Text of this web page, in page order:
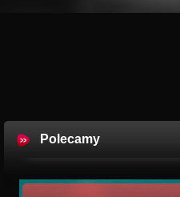
Polecamy